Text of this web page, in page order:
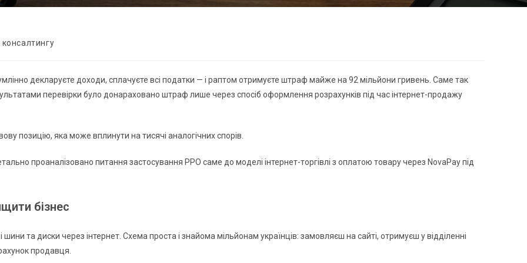
декларуєте доходи, сплачуєте всі податки — і раптом отримуєте штраф майже на 92 мільйони гривень. Саме так
перевірки було донараховано штраф лише через спосіб оформлення розрахунків під час інтернет-продажу
позицію, яка може вплинути на тисячі аналогічних спорів.
проаналізовано питання застосування РРО саме до моделі інтернет-торгівлі з оплатою товару через NovaPay під
бізнес
та диски через інтернет. Схема проста і знайома мільйонам українців: замовляєш на сайті, отримуєш у відділенні
продавця.